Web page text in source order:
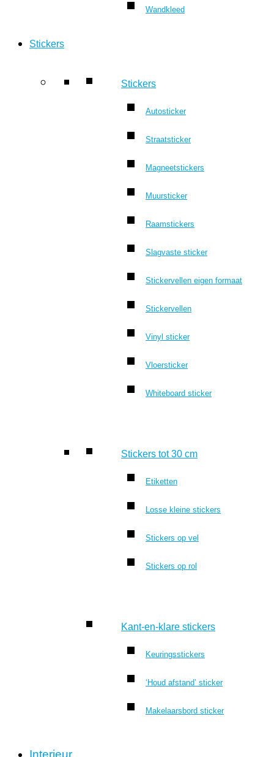
Wandkleed
Stickers
Stickers
Autosticker
Straatsticker
Magneetstickers
Muursticker
Raamstickers
Slagvaste sticker
Stickervellen eigen formaat
Stickervellen
Vinyl sticker
Vloersticker
Whiteboard sticker
Stickers tot 30 cm
Etiketten
Losse kleine stickers
Stickers op vel
Stickers op rol
Kant-en-klare stickers
Keuringsstickers
‘Houd afstand’ sticker
Makelaarsbord sticker
Interieur